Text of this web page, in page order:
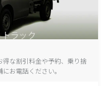
得な割引料金や予約、乗り捨
お電話ください。